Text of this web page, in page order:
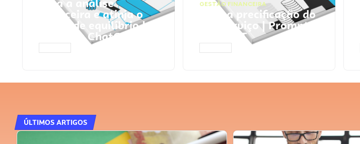
Faça a análise
financeira e atinja o
ponto de equilíbrio |
Prompts ChatGPT
GESTÃO FINANCEIRA
Faça a precificação do
seu serviço | Prompts
ChatGPT
ÚLTIMOS ARTIGOS